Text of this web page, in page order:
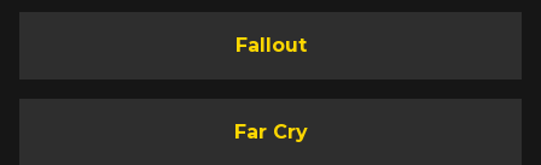
Fallout
Far Cry